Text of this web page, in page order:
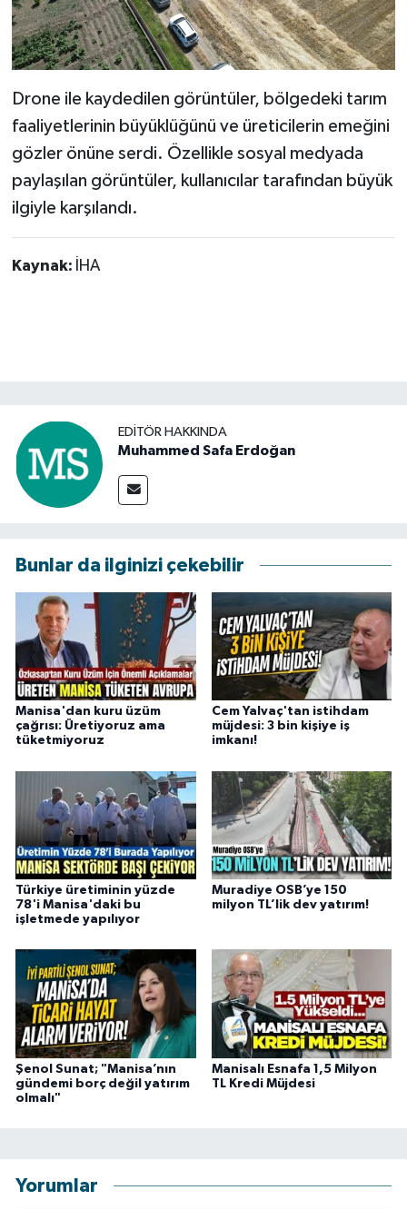
Drone ile kaydedilen görüntüler, bölgedeki tarım
faaliyetlerinin büyüklüğünü ve üreticilerin emeğini
gözler önüne serdi. Özellikle sosyal medyada
paylaşılan görüntüler, kullanıcılar tarafından büyük
ilgiyle karşılandı.
Kaynak: İHA
EDITÖR HAKKINDA
Muhammed Safa Erdoğan
Bunlar da ilginizi çekebilir
Manisa'dan kuru üzüm
çağrısı: Üretiyoruz ama
tüketmiyoruz
Cem Yalvaç'tan istihdam
müjdesi: 3 bin kişiye iş
imkanı!
Türkiye üretiminin yüzde
78'i Manisa'daki bu
işletmede yapılıyor
Muradiye OSB’ye 150
milyon TL’lik dev yatırım!
Şenol Sunat; "Manisa’nın
gündemi borç değil yatırım
olmalı"
Manisalı Esnafa 1,5 Milyon
TL Kredi Müjdesi
Yorumlar